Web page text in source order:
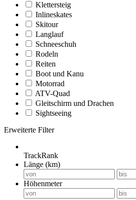
Klettersteig
Inlineskates
Skitour
Langlauf
Schneeschuh
Rodeln
Reiten
Boot und Kanu
Motorrad
ATV-Quad
Gleitschirm und Drachen
Sightseeing
Erweiterte Filter
TrackRank
Länge (km)
Höhenmeter